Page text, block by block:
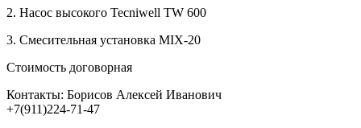
2. Насос высокого Tecniwell TW 600
3. Смесительная установка MIX-20
Стоимость договорная
Контакты: Борисов Алексей Иванович
+7(911)224-71-47